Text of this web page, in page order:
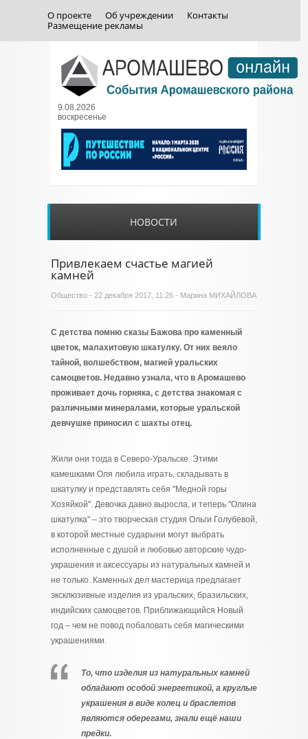
О проекте Об учреждении
Контакты
Размещение рекламы
9.08.2026
воскресенье
НОВОСТИ
Привлекаем счастье магией
камней
Общество - 22 декабря 2017, 11:26 - Марина МИХАЙЛОВА
С детства помню сказы Бажова про каменный
цветок, малахитовую шкатулку. От них веяло
тайной, волшебством, магией уральских
самоцветов. Недавно узнала, что в Аромашево
проживает дочь горняка, с детства знакомая с
различными минералами, которые уральской
девчушке приносил с шахты отец.
Жили они тогда в Северо-Уральске. Этими
камешками Оля любила играть, складывать в
шкатулку и представлять себя "Медной горы
Хозяйкой". Девочка давно выросла, и теперь "Олина
шкатулка" – это творческая студия Ольги Голубевой,
в которой местные сударыни могут выбрать
исполненные с душой и любовью авторские чудо-
украшения и аксессуары из натуральных камней и
не только. Каменных дел мастерица предлагает
эксклюзивные изделия из уральских, бразильских,
индийских самоцветов. Приближающийся Новый
год – чем не повод побаловать себя магическими
украшениями.
То, что изделия из натуральных камней
обладают особой энергетикой, а круглые
украшения в виде колец и браслетов
являются оберегами, знали ещё наши
предки.